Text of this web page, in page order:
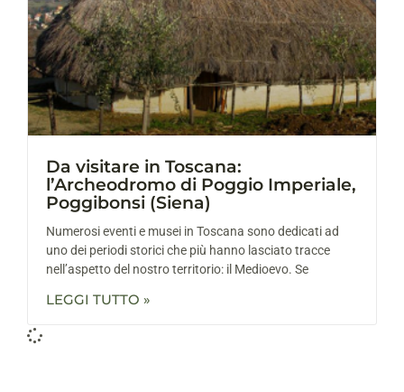
Da visitare in Toscana:
l’Archeodromo di Poggio Imperiale,
Poggibonsi (Siena)
Numerosi eventi e musei in Toscana sono dedicati ad
uno dei periodi storici che più hanno lasciato tracce
nell’aspetto del nostro territorio: il Medioevo. Se
LEGGI TUTTO »